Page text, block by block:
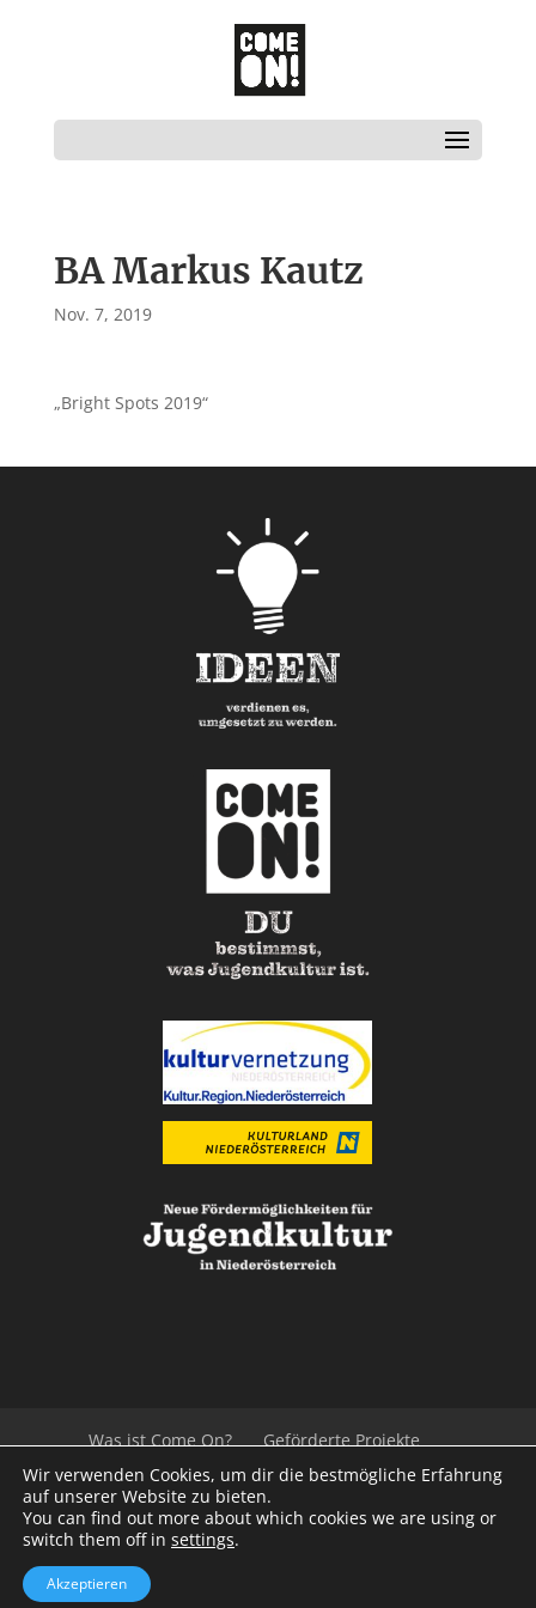
BA Markus Kautz
Nov. 7, 2019
„Bright Spots 2019“
Was ist Come On?
Geförderte Projekte
Der Beirat
Impressum/Datenschutz
Links
Presse
© 2020Kulturvernetzung Niederösterreich
Wir verwenden Cookies, um dir die bestmögliche Erfahrung
auf unserer Website zu bieten.
You can find out more about which cookies we are using or
switch them off in settings.
Akzeptieren